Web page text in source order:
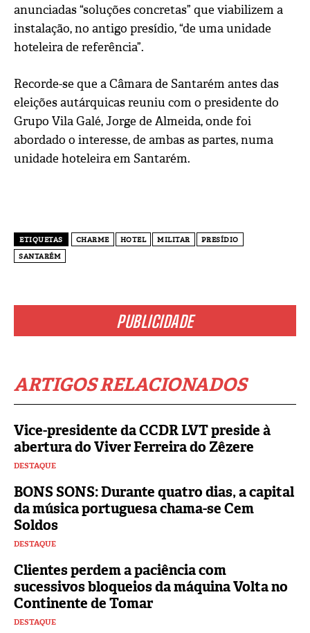
PUBLICIDADE
ARTIGOS RELACIONADOS
Vice-presidente da CCDR LVT preside à
abertura do Viver Ferreira do Zêzere
DESTAQUE
BONS SONS: Durante quatro dias, a capital
da música portuguesa chama-se Cem
Soldos
DESTAQUE
Clientes perdem a paciência com
sucessivos bloqueios da máquina Volta no
Continente de Tomar
DESTAQUE
anunciadas “soluções concretas” que viabilizem a
instalação, no antigo presídio, “de uma unidade
hoteleira de referência”.
Recorde-se que a Câmara de Santarém antes das
eleições autárquicas reuniu com o presidente do
Grupo Vila Galé, Jorge de Almeida, onde foi
abordado o interesse, de ambas as partes, numa
unidade hoteleira em Santarém.
ETIQUETAS CHARME HOTEL MILITAR
PRESÍDIO
SANTARÉM